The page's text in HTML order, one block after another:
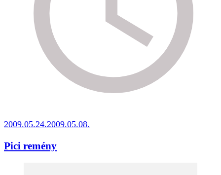
2009.05.24.2009.05.08.
Pici remény